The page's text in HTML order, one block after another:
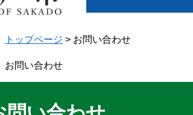
トップページ > お問い合わせ
お問い合わせ